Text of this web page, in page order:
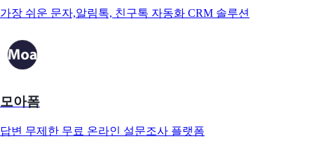
가장 쉬운 문자,알림톡, 친구톡 자동화 CRM 솔루션
모아폼
답변 무제한 무료 온라인 설문조사 플랫폼